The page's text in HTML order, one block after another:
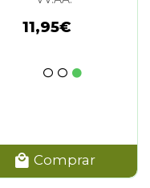
11,95€
Comprar